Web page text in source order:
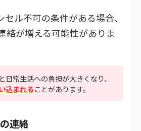
ル不可の条件がある場合、
絡が増える可能性がありま
日常生活への負担が大きくなり、
込まれることがあります。
連絡